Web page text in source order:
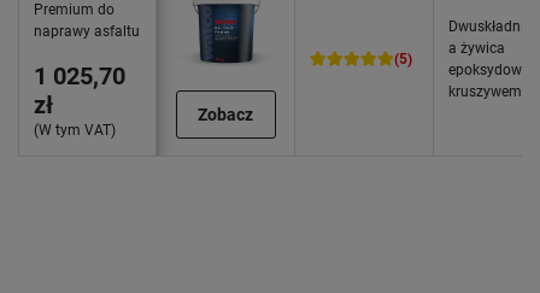
Premium do
naprawy asfaltu
1 025,70
zł
(W tym VAT)
Zobacz
(5)
a żywica
epoksydowa z
kruszywem